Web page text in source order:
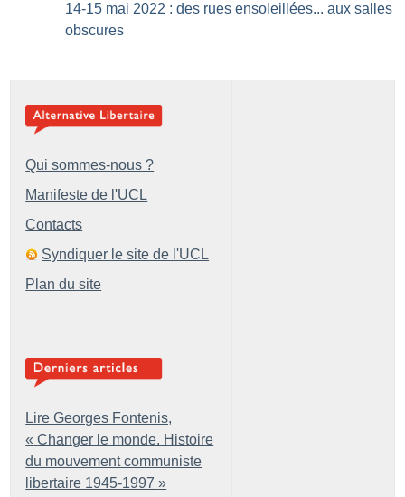
14-15 mai 2022 : des rues ensoleillées... aux salles
obscures
Qui sommes-nous ?
Manifeste de l'UCL
Contacts
Syndiquer le site de l'UCL
Plan du site
Lire Georges Fontenis,
« Changer le monde. Histoire
du mouvement communiste
libertaire 1945-1997 »